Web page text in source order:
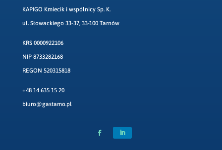
KAPIGO Kmiecik i wspólnicy Sp. K.
ul. Słowackiego 33-37, 33-100 Tarnów
KRS 0000922106
NIP 8733282168
REGON 520315818
+48 14 635 15 20
biuro@gastamo.pl